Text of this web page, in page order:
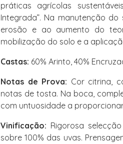
práticas agrícolas
Integrada”. Na manutenção
erosão e ao aumento do
mobilização do solo e a
Castas: 60% Arinto, 40%
Notas de Prova: Cor citrina,
notas de tosta. Na boca,
com untuosidade a
Vinificação: Rigorosa
sobre 100% das uvas.